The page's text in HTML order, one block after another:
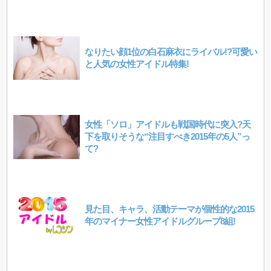
なりたい顔1位の白石麻衣にライバル!?可愛い
と人気の女性アイドル特集!
女性「ソロ」アイドルも戦国時代に突入?天
下を取りそうな“注目すべき2015年の5人”っ
て?
見た目、キャラ、活動テーマが個性的な2015
年のマイナー女性アイドルグループ8組!